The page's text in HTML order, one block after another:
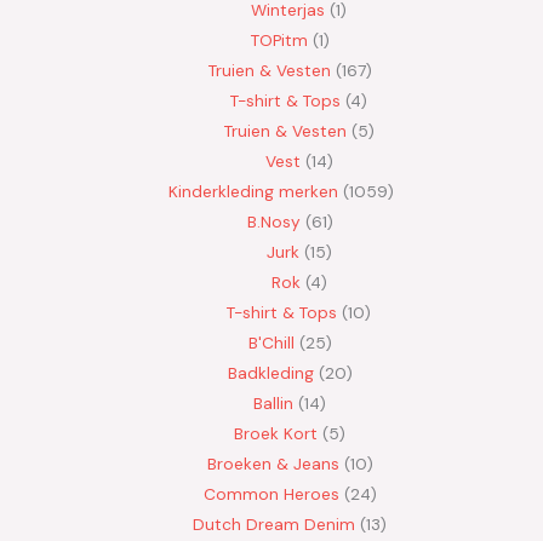
Winterjas 1
TOPitm 1
Truien & Vesten 167
T-shirt & Tops 4
Truien & Vesten 5
Vest 14
Kinderkleding merken 1059
B.Nosy 61
Jurk 15
Rok 4
T-shirt & Tops 10
B'Chill 25
Badkleding 20
Ballin 14
Broek Kort 5
Broeken & Jeans 10
Common Heroes 24
Dutch Dream Denim 13